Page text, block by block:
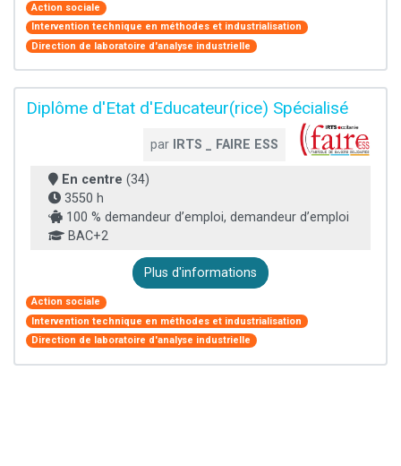
Action sociale
Intervention technique en méthodes et industrialisation
Direction de laboratoire d'analyse industrielle
Diplôme d'Etat d'Educateur(rice) Spécialisé
par IRTS _ FAIRE ESS
En centre (34)
3550 h
100 % demandeur d’emploi, demandeur d’emploi
BAC+2
Plus d'informations
Action sociale
Intervention technique en méthodes et industrialisation
Direction de laboratoire d'analyse industrielle